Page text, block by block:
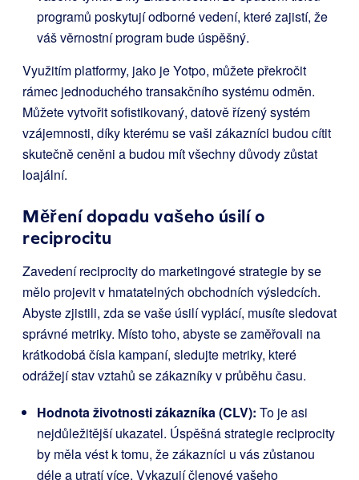
programů poskytují odborné vedení, které zajistí, že
váš věrnostní program bude úspěšný.
Využitím platformy, jako je Yotpo, můžete překročit
rámec jednoduchého transakčního systému odměn.
Můžete vytvořit sofistikovaný, datově řízený systém
vzájemnosti, díky kterému se vaši zákazníci budou cítit
skutečně ceněni a budou mít všechny důvody zůstat
loajální.
Měření dopadu vašeho úsilí o
reciprocitu
Zavedení reciprocity do marketingové strategie by se
mělo projevit v hmatatelných obchodních výsledcích.
Abyste zjistili, zda se vaše úsilí vyplácí, musíte sledovat
správné metriky. Místo toho, abyste se zaměřovali na
krátkodobá čísla kampaní, sledujte metriky, které
odrážejí stav vztahů se zákazníky v průběhu času.
Hodnota životnosti zákazníka (CLV): To je asi
nejdůležitější ukazatel. Úspěšná strategie reciprocity
by měla vést k tomu, že zákazníci u vás zůstanou
déle a utratí více. Vykazují členové vašeho